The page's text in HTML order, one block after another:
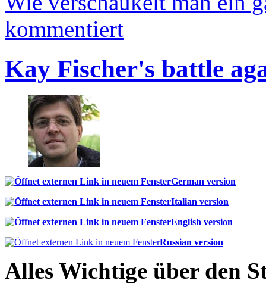
kommentiert
Kay Fischer's battle
German version
Italian version
English version
Russian version
Alles Wichtige über den